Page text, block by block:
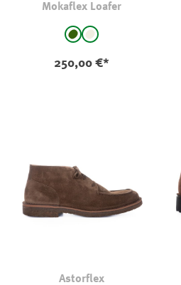
Mokaflex Loafer
auswählen
hell oliv-kaki
natur
250,00 €*
Astorflex